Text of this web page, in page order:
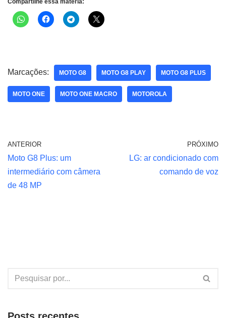
Marcações: MOTO G8 MOTO G8 PLAY MOTO G8 PLUS
MOTO ONE MOTO ONE MACRO MOTOROLA
ANTERIOR
Moto G8 Plus: um
intermediário com câmera
de 48 MP
PRÓXIMO
LG: ar condicionado com
comando de voz
Posts recentes